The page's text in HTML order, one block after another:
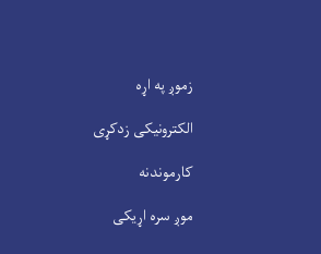
زموږ په اړه
الکترونیکی زدکړی
کارموندنه
موږ سره اړیکی